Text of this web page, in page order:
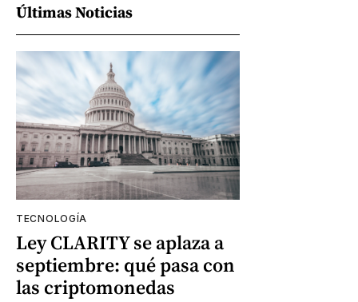
Últimas Noticias
TECNOLOGÍA
Ley CLARITY se aplaza a
septiembre: qué pasa con
las criptomonedas